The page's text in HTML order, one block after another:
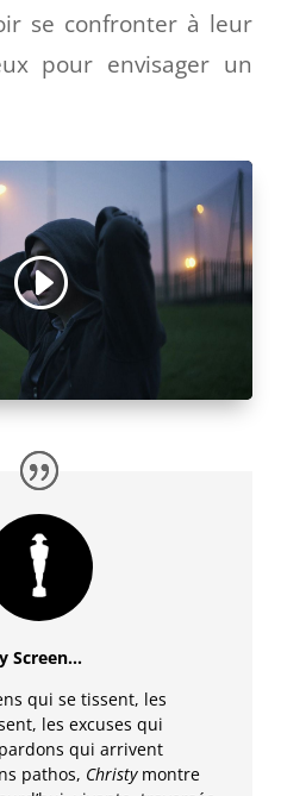
se confronter à leur
pour envisager un
Screen…
qui se tissent, les
les excuses qui
qui arrivent
pathos, Christymontre